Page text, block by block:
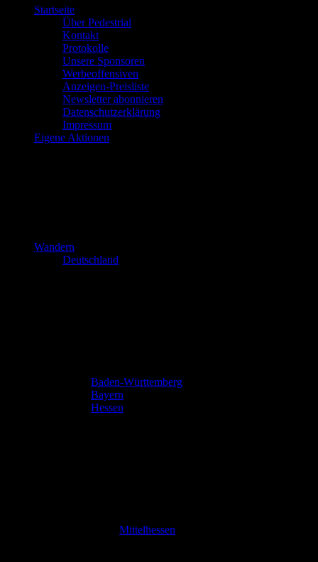
Startseite
Über Pedestrial
Kontakt
Protokolle
Unsere Sponsoren
Werbeoffensiven
Anzeigen-Preisliste
Newsletter abonnieren
Datenschutzerklärung
Impressum
Eigene Aktionen
Wandern
Deutschland
Baden-Württemberg
Bayern
Hessen
Mittelhessen